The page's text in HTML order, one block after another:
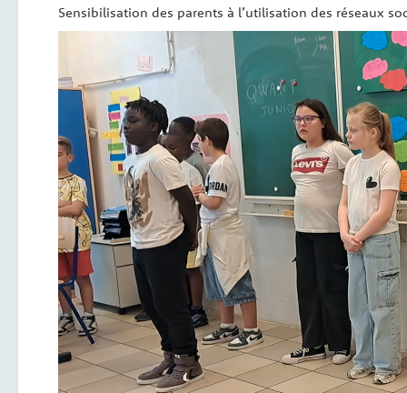
Sensibilisation des parents à l’utilisation des réseaux